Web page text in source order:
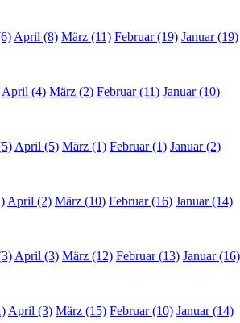
April (8) März (11) Februar (19) Januar (19)
April (4) März (2) Februar (11) Januar (10)
April (5) März (1) Februar (1) Januar (2)
April (2) März (10) Februar (16) Januar (14)
April (3) März (12) Februar (13) Januar (16)
April (3) März (15) Februar (10) Januar (14)